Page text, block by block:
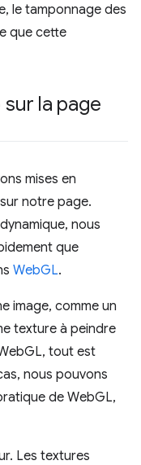
le tamponnage des
que cette
la page
mises en
notre page.
nous
que
WebGL.
image, comme un
texture à peindre
tout est
nous pouvons
de WebGL,
Les textures